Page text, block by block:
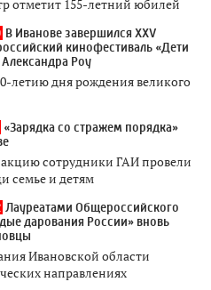
отметит 155-летний юбилей
В Иванове завершился XXV
кинофестиваль «Дети
Роу
летию дня рождения великого
«Зарядка со стражем порядка»
сотрудники ГАИ провели
семье и детям
Лауреатами Общероссийского
дарования России» вновь
Ивановской области
направлениях